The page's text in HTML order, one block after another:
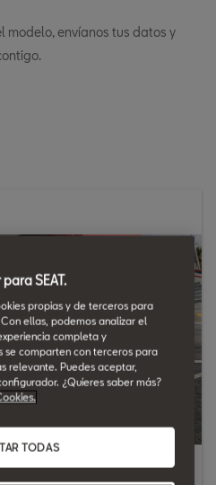
modelo, envíanos tus datos y
19.320€
SEAT.
propias y de terceros para
ellas, podemos analizar el
completa y
se comparten con terceros para
relevante. Puedes aceptar,
¿Quieres saber más?
TODAS